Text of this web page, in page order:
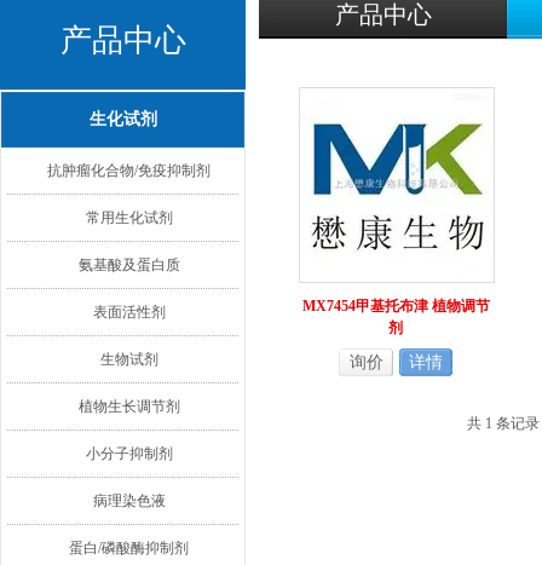
产品中心
生化试剂
抗肿瘤化合物/免疫抑制剂
常用生化试剂
氨基酸及蛋白质
表面活性剂
生物试剂
植物生长调节剂
小分子抑制剂
病理染色液
蛋白/磷酸酶抑制剂
产品中心
MX7454甲基托布津 植物调节
剂
询价 详情
共 1 条记